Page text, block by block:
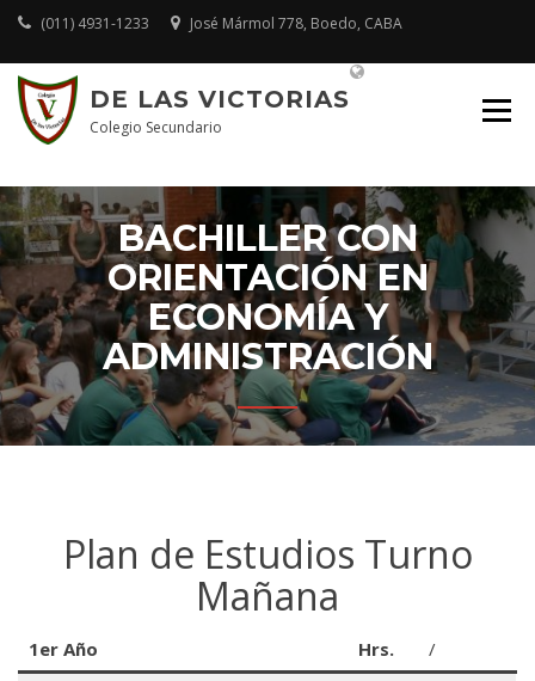
Skip
content
(011) 4931-1233 José Mármol 778, Boedo, CABA
DE LAS VICTORIAS
Colegio Secundario
BACHILLER CON
ORIENTACIÓN EN
ECONOMÍA Y
ADMINISTRACIÓN
Plan de Estudios Turno
Mañana
1er Año Hrs.
/